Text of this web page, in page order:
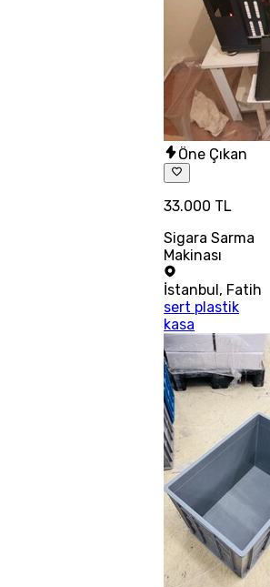
Öne Çıkan
33.000 TL
Sigara Sarma
Makinası
İstanbul, Fatih
sert plastik
kasa